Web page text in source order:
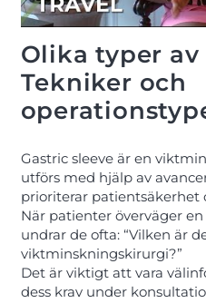
Olika typer
Tekniker och
Gastric sleeve är en
utförs med hjälp av
prioriterar patientsäkerhet
När patienter överväger
undrar de ofta: “Vilken är
viktminskningskirurgi?”
Det är viktigt att vara
dess krav under